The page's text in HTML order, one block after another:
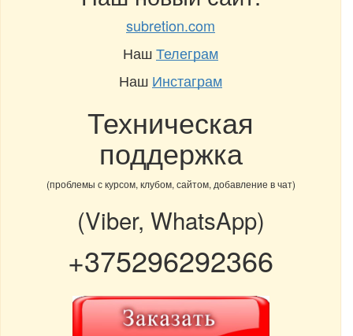
subretion.com
НашТелеграм
Наш Инстаграм
Техническая
поддержка
(проблемы с курсом, клубом, сайтом, добавление в чат)
(Viber, WhatsApp)
+375296292366